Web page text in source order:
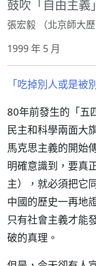
鼓吹「自由主義
張宏毅 （北京師大歷
1999 年 5 月
「吃掉別人或是被
80年前發生的「五
民主和科學兩面大
馬克思主義的開始
明確意識到，要真
主），就必須把它
中國的歷史一再地
只有社會主義才能
破的真理。